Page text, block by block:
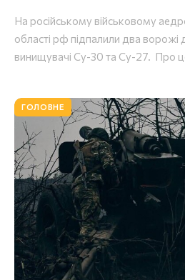
На російському військовому
області рф підпалили два ворожі
винищувачі Су-30 та Су-27. Про
ГОЛОВНЕ